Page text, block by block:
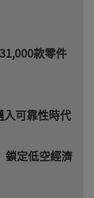
款零件
可靠性時代
定低空經濟